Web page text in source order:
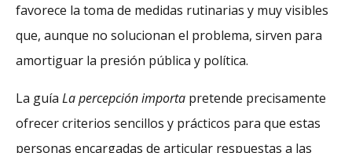
favorece la toma de medidas rutinarias y muy visibles
que, aunque no solucionan el problema, sirven para
amortiguar la presión pública y política.
La guía La percepción importa pretende precisamente
ofrecer criterios sencillos y prácticos para que estas
personas encargadas de articular respuestas a las